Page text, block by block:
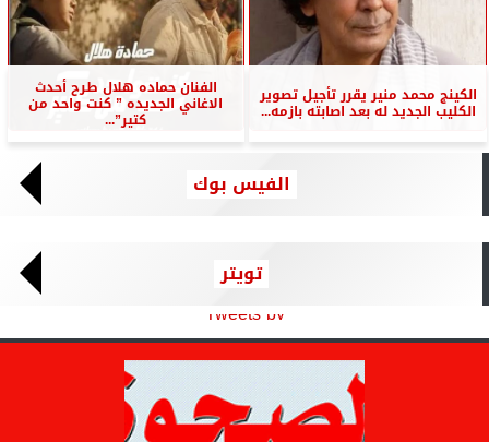
الكينج محمد منير يقرر تأجيل تصوير
الكليب الجديد له بعد اصابته بازمه...
الفنان حماده هلال طرح أحدث
الاغاني الجديده ” كنت واحد من
كتير”...
الفيس بوك
تويتر
Tweets by